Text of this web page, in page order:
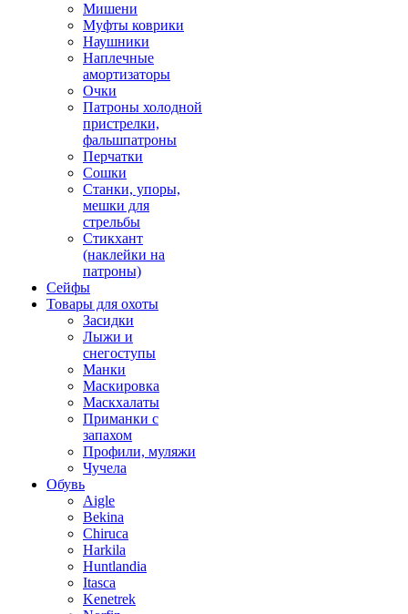
Мишени
Муфты коврики
Наушники
Наплечные
амортизаторы
Очки
Патроны холодной
пристрелки,
фальшпатроны
Перчатки
Сошки
Станки, упоры,
мешки для
стрельбы
Стикхант
(наклейки на
патроны)
Сейфы
Товары для охоты
Засидки
Лыжи и
снегоступы
Манки
Маскировка
Маскхалаты
Приманки с
запахом
Профили, муляжи
Чучела
Обувь
Aigle
Bekina
Chiruсa
Harkila
Huntlandia
Itasca
Kenetrek